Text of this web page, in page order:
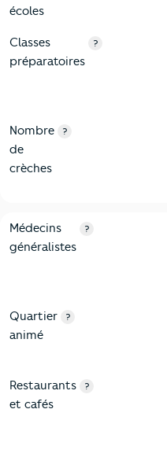
écoles
Classes
préparatoires
?
Nombre
de
crèches
?
5-Commerces
Critères Cité Jardins
Médecins
généralistes
?
Quartier
animé
?
Restaurants
et cafés
?